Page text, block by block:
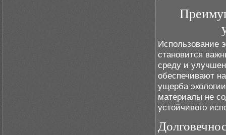
Использование
становится
среду и
обеспечивают
ущерба
материалы не
устойчивого